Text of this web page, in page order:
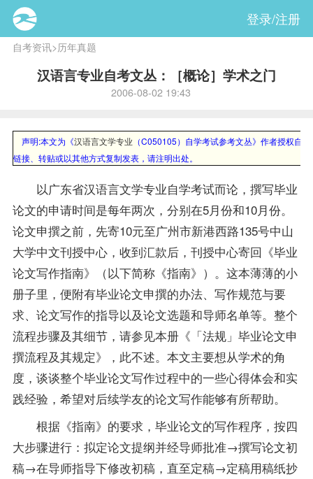
登录/注册
自考资讯>历年真题
汉语言专业自考文丛：［概论］学术之门
2006-08-02 19:43
声明:本文为《汉语言文学专业 （C050105）自学考试参考文丛》作者授权自
链接、转贴或以其他方式复制发表，请注明出处。
以广东省汉语言文学专业自学考试而论，撰写毕业
论文的申请时间是每年两次，分别在5月份和10月份。
论文申撰之前，先寄10元至广州市新港西路135号中山
大学中文刊授中心，收到汇款后，刊授中心寄回《毕业
论文写作指南》（以下简称《指南》）。这本薄薄的小
册子里，便附有毕业论文申撰的办法、写作规范与要
求、论文写作的指导以及论文选题和导师名单等。整个
流程步骤及其细节，请参见本册《「法规」毕业论文申
撰流程及其规定》，此不述。本文主要想从学术的角
度，谈谈整个毕业论文写作过程中的一些心得体会和实
践经验，希望对后续学友的论文写作能够有所帮助。
根据《指南》的要求，毕业论文的写作程序，按四
大步骤进行：拟定论文提纲并经导师批准→撰写论文初
稿→在导师指导下修改初稿，直至定稿→定稿用稿纸抄